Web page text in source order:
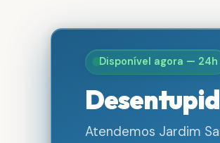
Disponível agora — 24h
Atendemos Jardim